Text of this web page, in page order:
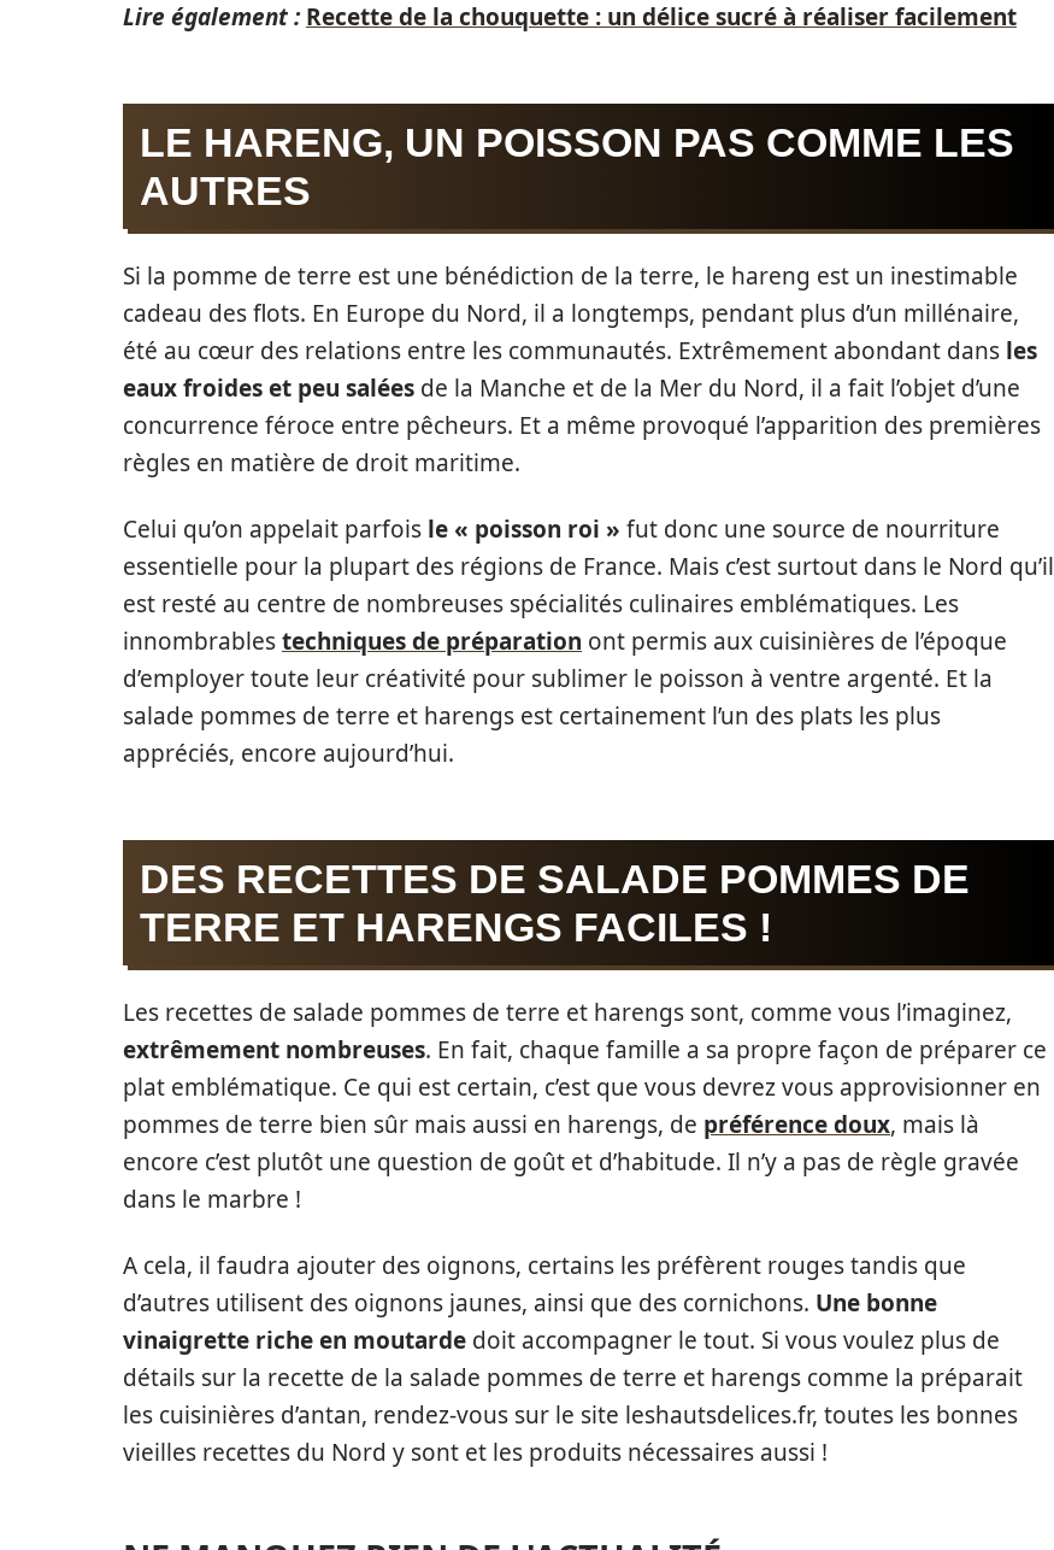
Lire également : Recette de la chouquette : un délice sucré à réaliser facilement
LE HARENG, UN POISSON PAS COMME LES
AUTRES
Si la pomme de terre est une bénédiction de la terre, le hareng est un inestimable
cadeau des flots. En Europe du Nord, il a longtemps, pendant plus d’un millénaire,
été au cœur des relations entre les communautés. Extrêmement abondant dans les
eaux froides et peu salées de la Manche et de la Mer du Nord, il a fait l’objet d’une
concurrence féroce entre pêcheurs. Et a même provoqué l’apparition des premières
règles en matière de droit maritime.
Celui qu’on appelait parfois le « poisson roi » fut donc une source de nourriture
essentielle pour la plupart des régions de France. Mais c’est surtout dans le Nord qu’il
est resté au centre de nombreuses spécialités culinaires emblématiques. Les
innombrablestechniques de préparation ont permis aux cuisinières de l’époque
d’employer toute leur créativité pour sublimer le poisson à ventre argenté. Et la
salade pommes de terre et harengs est certainement l’un des plats les plus
appréciés, encore aujourd’hui.
DES RECETTES DE SALADE POMMES DE
TERRE ET HARENGS FACILES !
Les recettes de salade pommes de terre et harengs sont, comme vous l’imaginez,
extrêmement nombreuses. En fait, chaque famille a sa propre façon de préparer ce
plat emblématique. Ce qui est certain, c’est que vous devrez vous approvisionner en
pommes de terre bien sûr mais aussi en harengs, de préférence doux, mais là
encore c’est plutôt une question de goût et d’habitude. Il n’y a pas de règle gravée
dans le marbre !
A cela, il faudra ajouter des oignons, certains les préfèrent rouges tandis que
d’autres utilisent des oignons jaunes, ainsi que des cornichons. Une bonne
vinaigrette riche en moutarde doit accompagner le tout. Si vous voulez plus de
détails sur la recette de la salade pommes de terre et harengs comme la préparait
les cuisinières d’antan, rendez-vous sur le site leshautsdelices.fr, toutes les bonnes
vieilles recettes du Nord y sont et les produits nécessaires aussi !